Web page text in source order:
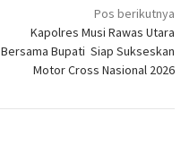
Pos berikutnya
Kapolres Musi Rawas Utara
Bersama Bupati Siap Sukseskan
Motor Cross Nasional 2026